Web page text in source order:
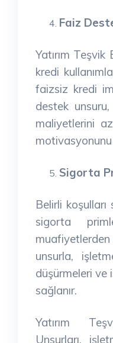
Faiz
Yatırım
kredi
faizsiz kredi
destek
maliyetlerini
motivasyonunu
Sigorta
Belirli koşulları
sigorta
unsurla,
düşürmeleri ve
sağlanır.
Yatırım
Unsurları,